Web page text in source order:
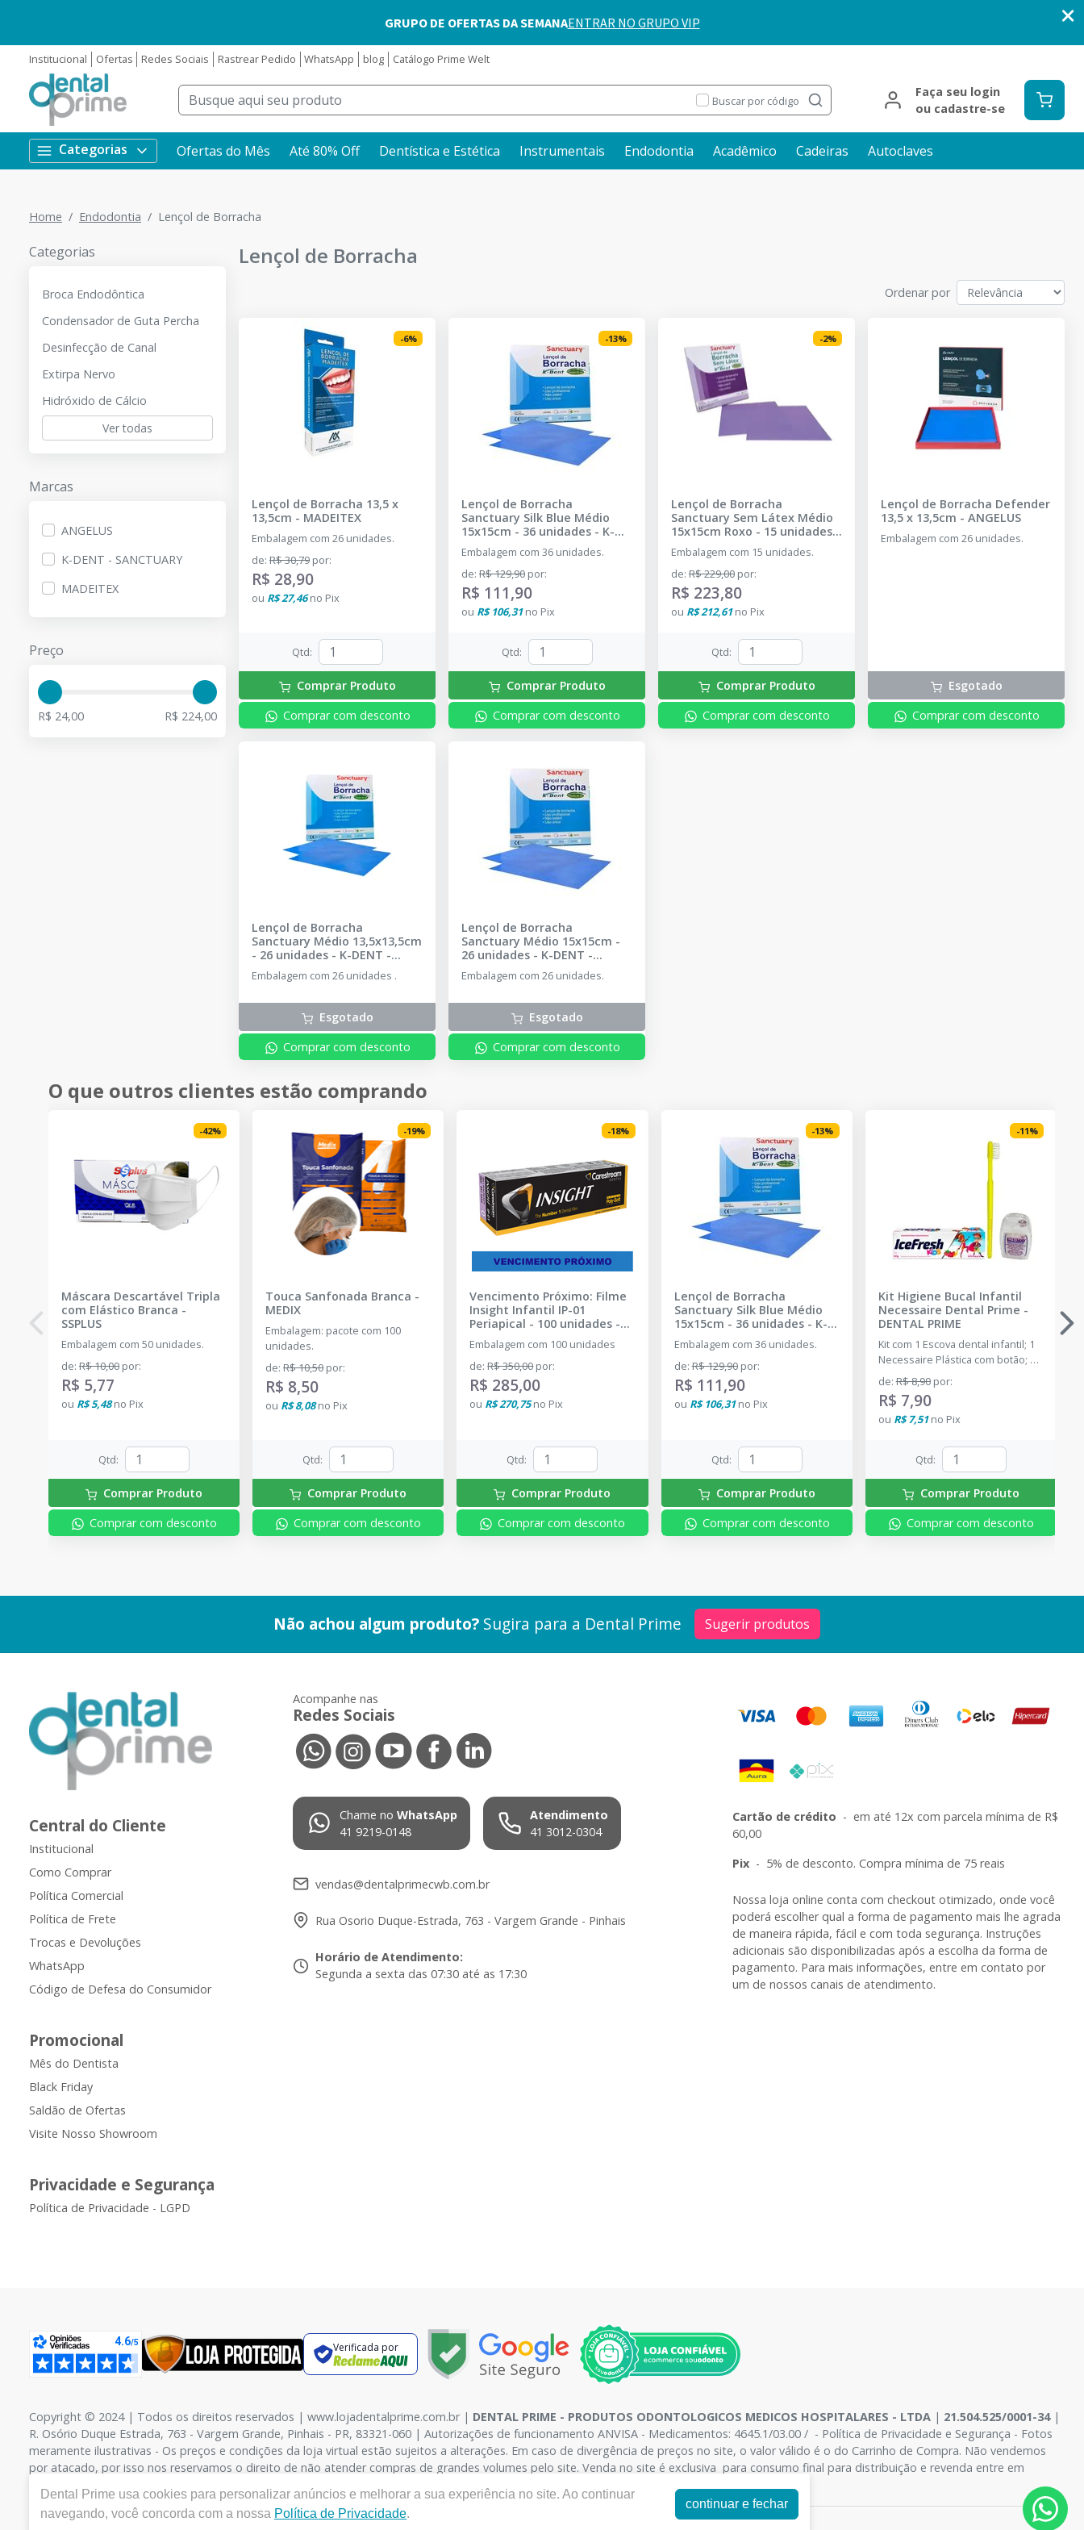
Institucional Ofertas Redes Sociais Rastrear Pedido WhatsApp blog Catálogo Prime Welt
Buscar por código
Faça seu login
ou cadastre-se
Categorias Ofertas do Mês Até 80% Off Dentística e Estética Instrumentais Endodontia Acadêmico Cadeiras Autoclaves
Home Endodontia Lençol de Borracha
Categorias
Broca Endodôntica
Condensador de Guta Percha
Desinfecção de Canal
Extirpa Nervo
Hidróxido de Cálcio
Ver todas
Marcas
ANGELUS
K-DENT - SANCTUARY
MADEITEX
Preço
R$ 24,00 R$ 224,00
Lençol de Borracha
Ordenar por
-6%
Lençol de Borracha 13,5 x
13,5cm - MADEITEX
Embalagem com 26 unidades.
de: R$ 30,79 por:
R$ 28,90
ou R$ 27,46no Pix
Qtd:
Comprar Produto
Comprar com desconto
-13%
Lençol de Borracha
Sanctuary Silk Blue Médio
15x15cm - 36 unidades - K-
DENT - SANCTUARY
Embalagem com 36 unidades.
de: R$ 129,90 por:
R$ 111,90
ou R$ 106,31no Pix
Qtd:
Comprar Produto
Comprar com desconto
-2%
Lençol de Borracha
Sanctuary Sem Látex Médio
15x15cm Roxo - 15 unidades-
K-DENT - SANCTUARY
Embalagem com 15 unidades.
de: R$ 229,00 por:
R$ 223,80
ou R$ 212,61no Pix
Qtd:
Comprar Produto
Comprar com desconto
Lençol de Borracha Defender
13,5 x 13,5cm - ANGELUS
Embalagem com 26 unidades.
Esgotado
Comprar com desconto
Lençol de Borracha
Sanctuary Médio 13,5x13,5cm
- 26 unidades - K-DENT -
SANCTUARY
Embalagem com 26 unidades .
Esgotado
Comprar com desconto
Lençol de Borracha
Sanctuary Médio 15x15cm -
26 unidades - K-DENT -
SANCTUARY
Embalagem com 26 unidades.
Esgotado
Comprar com desconto
O que outros clientes estão comprando
-42%
Máscara Descartável Tripla
com Elástico Branca -
SSPLUS
Embalagem com 50 unidades.
de: R$ 10,00 por:
R$ 5,77
ou R$ 5,48no Pix
Qtd:
Comprar Produto
Comprar com desconto
-19%
Touca Sanfonada Branca -
MEDIX
Embalagem: pacote com 100
unidades.
de:R$ 10,50 por:
R$ 8,50
ou R$ 8,08no Pix
Qtd:
Comprar Produto
Comprar com desconto
-18%
Vencimento Próximo: Filme
Insight Infantil IP-01
Periapical - 100 unidades -
CARESTREAM
Embalagem com 100 unidades
de:R$ 350,00 por:
R$ 285,00
ou R$ 270,75no Pix
Qtd:
Comprar Produto
Comprar com desconto
-13%
Lençol de Borracha
Sanctuary Silk Blue Médio
15x15cm - 36 unidades- K-
DENT - SANCTUARY
Embalagem com 36 unidades.
de:R$ 129,90 por:
R$ 111,90
ou R$ 106,31no Pix
Qtd:
Comprar Produto
Comprar com desconto
-11%
Kit Higiene Bucal Infantil
Necessaire Dental Prime -
DENTAL PRIME
Kit com 1 Escova dental infantil; 1
Necessaire Plástica com botão; 1
Fio dental 25m e 1 Creme dental
Infantil 50g.
de:R$ 8,90 por:
R$ 7,90
ou R$ 7,51no Pix
Qtd:
Comprar Produto
Comprar com desconto
Não achou algum produto? Sugira para a Dental Prime Sugerir produtos
Central do Cliente
Institucional
Como Comprar
Política Comercial
Política de Frete
Trocas e Devoluções
WhatsApp
Código de Defesa do Consumidor
Promocional
Mês do Dentista
Black Friday
Saldão de Ofertas
Visite Nosso Showroom
Privacidade e Segurança
Política de Privacidade - LGPD
Acompanhe nas
Redes Sociais
Chame no WhatsApp
41 9219-0148
Atendimento
41 3012-0304
vendas@dentalprimecwb.com.br
Rua Osorio Duque-Estrada, 763 - Vargem Grande - Pinhais
Horário de Atendimento:
Segunda a sexta das 07:30 até as 17:30
Cartão de crédito - em até 12x com parcela mínima de R$
60,00
Pix - 5% de desconto. Compra mínima de 75 reais
Nossa loja online conta com checkout otimizado, onde você
poderá escolher qual a forma de pagamento mais lhe agrada
de maneira rápida, fácil e com toda segurança. Instruções
adicionais são disponibilizadas após a escolha da forma de
pagamento. Para mais informações, entre em contato por
um de nossos canais de atendimento.
Verificada por
Copyright © 2024 | Todos os direitos reservados | www.lojadentalprime.com.br | DENTAL PRIME - PRODUTOS ODONTOLOGICOS MEDICOS HOSPITALARES - LTDA | 21.504.525/0001-34|
R. Osório Duque Estrada, 763 - Vargem Grande, Pinhais - PR, 83321-060 | Autorizações de funcionamento ANVISA - Medicamentos: 4645.1/03.00 / - Política de Privacidade e Segurança - Fotos
meramente ilustrativas - Os preços e condições da loja virtual estão sujeitos a alterações. Em caso de divergência de preços no site, o valor válido é o do Carrinho de Compra. Não vendemos
por atacado, por isso nos reservamos o direito de não atender compras de grandes volumes pelo site. Venda no site é exclusiva para consumo final para distribuição e revenda entre em
Dental Prime usa cookies para personalizar anúncios e melhorar a sua experiência no site. Ao continuar
navegando, você concorda com a nossa Política de Privacidade.
continuar e fechar